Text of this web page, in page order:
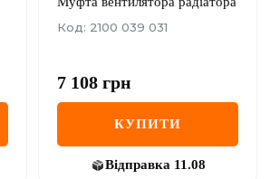
Код: 2100 039 031
7 108 грн
КУПИТИ
Відправка 11.08